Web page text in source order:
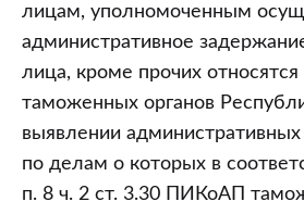
лицам, уполномоченным
административное
лица, кроме прочих относятся
таможенных органов
выявлении
по делам о которых в
п. 8 ч. 2 ст. 3.30 ПИКоАП